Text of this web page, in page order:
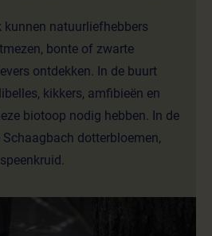
kunnen natuurliefhebbers
bonte of zwarte
ontdekken. In de buurt
kikkers, amfibieën en
biotoop nodig hebben. In de
dotterbloemen,